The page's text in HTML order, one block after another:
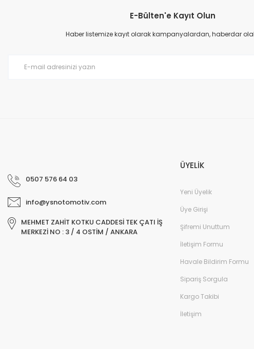
Ürün resmi kalitesiz, bozuk veya görüntülenemiyor.
Ürün açıklamasında eksik bilgiler bulunuyor.
E-Bülten'e Kayıt Olun
Haber listemize kayıt olarak kampanyalardan, haberdar
0507 576 64 03
info@ysnotomotiv.com
MEHMET ZAHİT KOTKU CADDESİ TEK ÇATI İŞ
MERKEZİ NO : 3 / 4 OSTİM / ANKARA
ÜYELİK
Yeni Üyelik
Üye Girişi
Şifremi Unuttum
İletişim Formu
Havale Bildirim Formu
Sipariş Sorgula
Kargo Takibi
İletişim